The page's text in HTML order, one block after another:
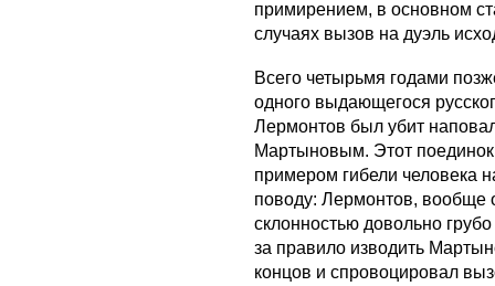
примирением, в основном
случаях вызов на дуэль
Всего четырьмя годами
одного выдающегося
Лермонтов был убит
Мартыновым. Этот
примером гибели человека
поводу: Лермонтов, вообще
склонностью довольно
за правило изводить
концов и спровоцировал